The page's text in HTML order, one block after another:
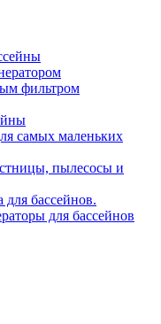
фильтром
самых маленьких
пылесосы и
бассейнов.
для бассейнов